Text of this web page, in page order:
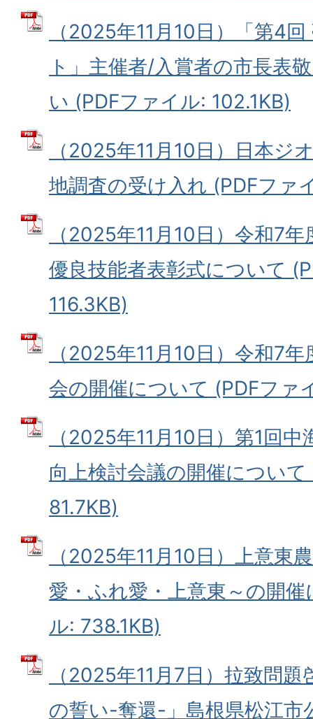
（2025年11月10日）「第4
ト」主催者/入賞者の市長表
い (PDFファイル: 102.1KB)
（2025年11月10日）日本ジ
地調査の受け入れ (PDFファ
（2025年11月10日）令和7
優良技能者表彰式について
116.3KB)
（2025年11月10日）令和7
会の開催について (PDFファ
（2025年11月10日）第1回
向上検討会議の開催につい
81.7KB)
（2025年11月10日）上意東
愛・ふれ愛・上意東～の開
ル: 738.1KB)
（2025年11月7日）拉致問
の誓い-奪還-」島根県松江市